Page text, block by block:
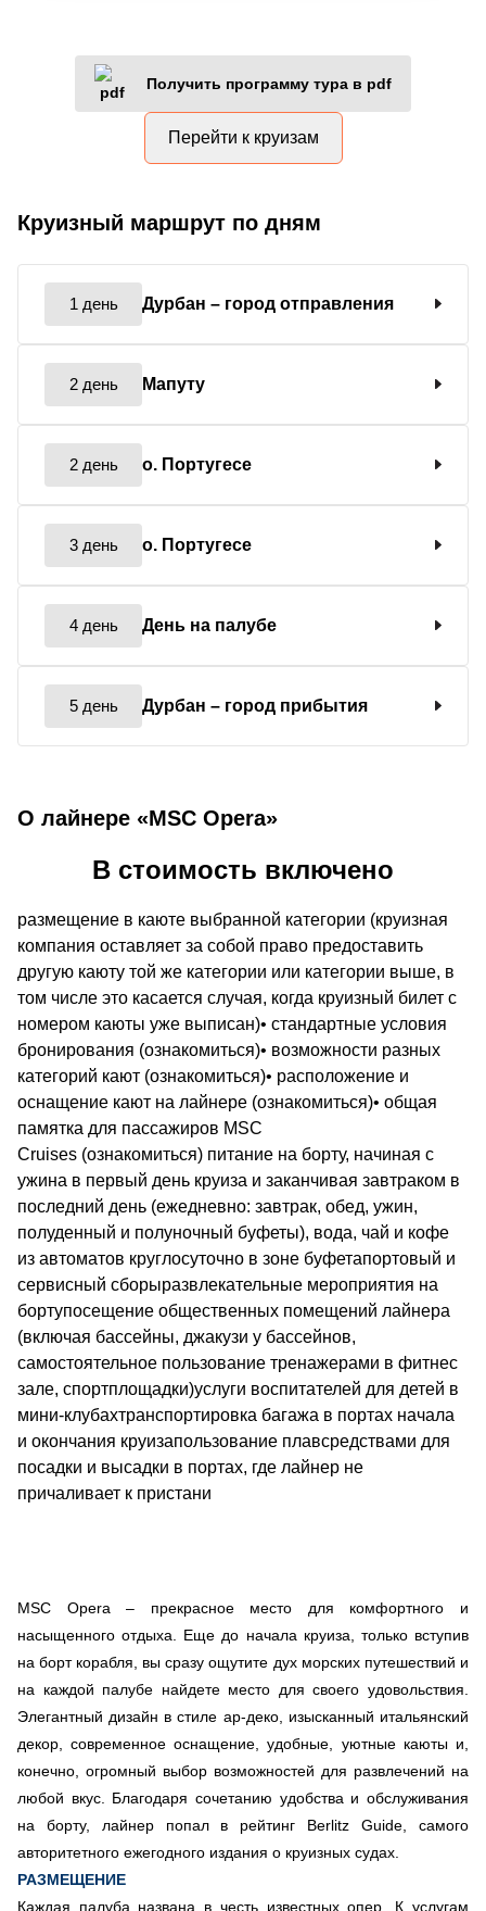
Получить программу тура в pdf
Перейти к круизам
Круизный маршрут по дням
1 день Дурбан – город отправления
2 день Мапуту
2 день о. Португесе
3 день о. Португесе
4 день День на палубе
5 день Дурбан – город прибытия
О лайнере «MSC Opera»
MSC Opera – прекрасное место для комфортного и
насыщенного отдыха. Еще до начала круиза, только вступив
на борт корабля, вы сразу ощутите дух морских путешествий и
на каждой палубе найдете место для своего удовольствия.
Элегантный дизайн в стиле ар-деко, изысканный итальянский
декор, современное оснащение, удобные, уютные каюты и,
конечно, огромный выбор возможностей для развлечений на
любой вкус. Благодаря сочетанию удобства и обслуживания
на борту, лайнер попал в рейтинг Berlitz Guide, самого
авторитетного ежегодного издания о круизных судах.
РАЗМЕЩЕНИЕ
Каждая палуба названа в честь известных опер. К услугам
В стоимость включено
размещение в каюте выбранной категории (круизная
компания оставляет за собой право предоставить
другую каюту той же категории или категории выше, в
том числе это касается случая, когда круизный билет с
номером каюты уже выписан)• стандартные условия
бронирования (ознакомиться)• возможности разных
категорий кают (ознакомиться)• расположение и
оснащение кают на лайнере (ознакомиться)• общая
памятка для пассажиров MSC
Cruises (ознакомиться) питание на борту, начиная с
ужина в первый день круиза и заканчивая завтраком в
последний день (ежедневно: завтрак, обед, ужин,
полуденный и полуночный буфеты), вода, чай и кофе
из автоматов круглосуточно в зоне буфетапортовый и
сервисный сборыразвлекательные мероприятия на
бортупосещение общественных помещений лайнера
(включая бассейны, джакузи у бассейнов,
самостоятельное пользование тренажерами в фитнес
зале, спортплощадки)услуги воспитателей для детей в
мини-клубахтранспортировка багажа в портах начала
и окончания круизапользование плавсредствами для
посадки и высадки в портах, где лайнер не
причаливает к пристани